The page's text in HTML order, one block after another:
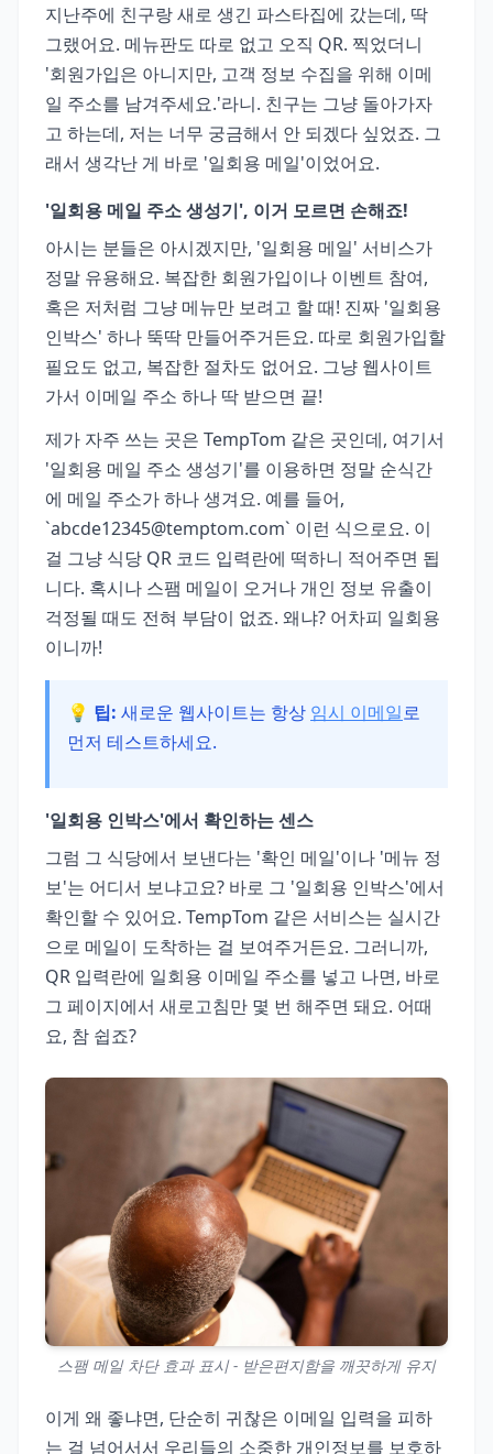
지난주에 친구랑 새로 생긴 파스타집에 갔는데, 딱
그랬어요. 메뉴판도 따로 없고 오직 QR. 찍었더니
'회원가입은 아니지만, 고객 정보 수집을 위해 이메
일 주소를 남겨주세요.'라니. 친구는 그냥 돌아가자
고 하는데, 저는 너무 궁금해서 안 되겠다 싶었죠. 그
래서 생각난 게 바로 '일회용 메일'이었어요.
'일회용 메일 주소 생성기', 이거 모르면 손해죠!
아시는 분들은 아시겠지만, '일회용 메일' 서비스가
정말 유용해요. 복잡한 회원가입이나 이벤트 참여,
혹은 저처럼 그냥 메뉴만 보려고 할 때! 진짜 '일회용
인박스' 하나 뚝딱 만들어주거든요. 따로 회원가입할
필요도 없고, 복잡한 절차도 없어요. 그냥 웹사이트
가서 이메일 주소 하나 딱 받으면 끝!
제가 자주 쓰는 곳은 TempTom 같은 곳인데, 여기서
'일회용 메일 주소 생성기'를 이용하면 정말 순식간
에 메일 주소가 하나 생겨요. 예를 들어,
`abcde12345@temptom.com` 이런 식으로요. 이
걸 그냥 식당 QR 코드 입력란에 떡하니 적어주면 됩
니다. 혹시나 스팸 메일이 오거나 개인 정보 유출이
걱정될 때도 전혀 부담이 없죠. 왜냐? 어차피 일회용
이니까!
💡 팁: 새로운 웹사이트는 항상 임시 이메일로
먼저 테스트하세요.
'일회용 인박스'에서 확인하는 센스
그럼 그 식당에서 보낸다는 '확인 메일'이나 '메뉴 정
보'는 어디서 보냐고요? 바로 그 '일회용 인박스'에서
확인할 수 있어요. TempTom 같은 서비스는 실시간
으로 메일이 도착하는 걸 보여주거든요. 그러니까,
QR 입력란에 일회용 이메일 주소를 넣고 나면, 바로
그 페이지에서 새로고침만 몇 번 해주면 돼요. 어때
요, 참 쉽죠?
스팸 메일 차단 효과 표시 - 받은편지함을 깨끗하게 유지
이게 왜 좋냐면, 단순히 귀찮은 이메일 입력을 피하
는 걸 넘어서서 우리들의 소중한 개인정보를 보호하